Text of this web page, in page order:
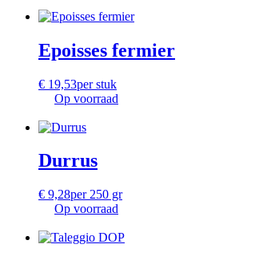
Epoisses fermier
€ 19,53per stuk
Op voorraad
Durrus
€ 9,28per 250 gr
Op voorraad